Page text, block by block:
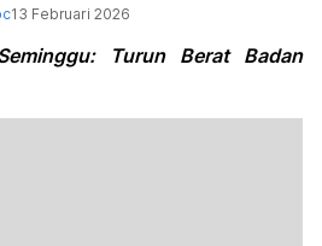
13 Februari 2026
Turun Berat Badan